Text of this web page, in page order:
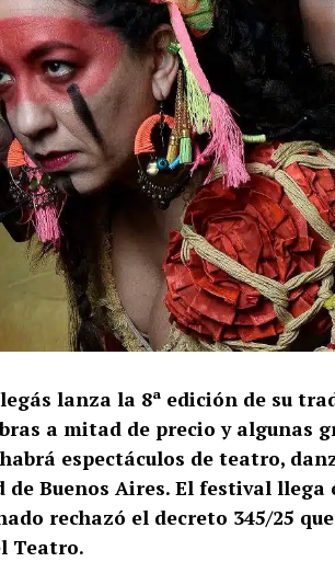
lanza la 8ª edición de su
a mitad de precio y algunas
espectáculos de teatro,
de Buenos Aires. El festival
rechazó el decreto 345/25
Teatro.